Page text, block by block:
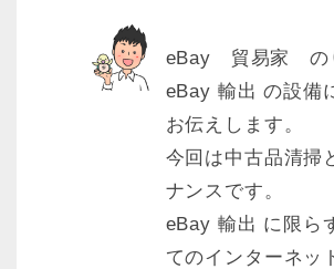
eBay 貿易家 の
eBay 輸出 の設備
お伝えします。
今回は中古品清掃
ナンスです。
eBay 輸出 に限ら
てのインターネッ